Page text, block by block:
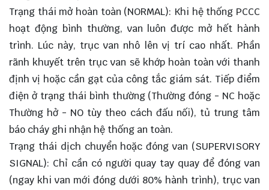
Trạng thái mở hoàn toàn (NORMAL): Khi hệ thống PCCC
hoạt động bình thường, van luôn được mở hết hành
trình. Lúc này, trục van nhô lên vị trí cao nhất. Phần
rãnh khuyết trên trục van sẽ khớp hoàn toàn với thanh
định vị hoặc cần gạt của công tắc giám sát. Tiếp điểm
điện ở trạng thái bình thường (Thường đóng - NC hoặc
Thường hở - NO tùy theo cách đấu nối), tủ trung tâm
báo cháy ghi nhận hệ thống an toàn.
Trạng thái dịch chuyển hoặc đóng van (SUPERVISORY
SIGNAL): Chỉ cần có người quay tay quay để đóng van
(ngay khi van mới đóng dưới 80% hành trình), trục van